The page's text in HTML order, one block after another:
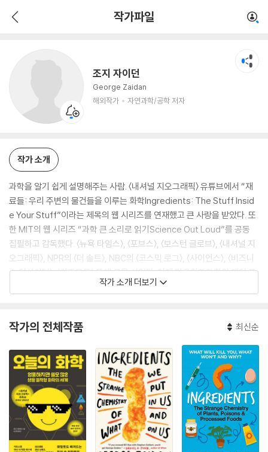
작가파일
조지 자이던
George Zaidan
해외작가
자연과학/공학 저자
자연과학/공학 저자
작가 소개
과학을 알기 쉽게 설명해주는 사람. 〈내셔널 지오그래픽〉 유튜브에서 “재
료들: 우리 주변의 물건들을 이루는 화학Ingredients: The Stuff Insid
e Your Stuff”이라는 제목의 웹 시리즈를 연재했고 큰 사랑을 받았다. 또
한 MIT의 웹 시리즈 “과학 큰 소리로 읽기Science Out Loud”를 공동
집필하고 감독했다. 〈뉴욕 타임스〉, 〈포브스〉, 〈보스턴 글로브〉, 〈내셔널 지
오그래픽〉, NPR의 〈더 솔트〉, NBC의 〈코스믹 로그〉, 〈사이언스〉, 〈비즈니
스 인사이더〉, 〈기즈모도〉 등에 글을 실었다. 현재 미국화학학회의 책임 프
작가 소개 더보기
작가의 전체작품 최신순